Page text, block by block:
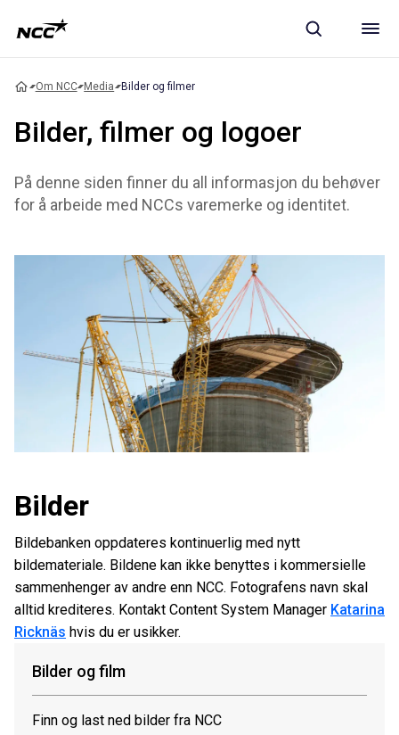
Om NCC Media Bilder og filmer
Bilder, filmer og logoer
På denne siden finner du all informasjon du behøver
for å arbeide med NCCs varemerke og identitet.
Bilder
Bildebanken oppdateres kontinuerlig med nytt
bildemateriale. Bildene kan ikke benyttes i kommersielle
sammenhenger av andre enn NCC. Fotografens navn skal
alltid krediteres. Kontakt Content System Manager Katarina
Ricknäs hvis du er usikker.
Bilder og film
Finn og last ned bilder fra NCC